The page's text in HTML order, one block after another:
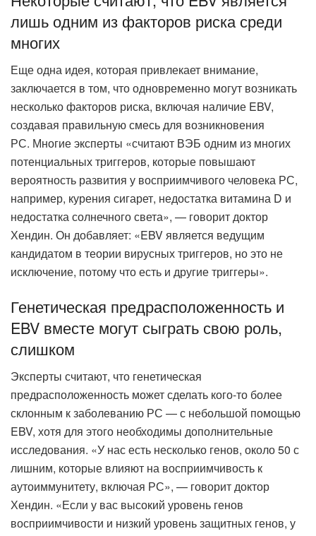
лишь одним из факторов риска среди
многих
Еще одна идея, которая привлекает внимание,
заключается в том, что одновременно могут возникать
несколько факторов риска, включая наличие EBV,
создавая правильную смесь для возникновения
РС. Многие эксперты «считают ВЭБ одним из многих
потенциальных триггеров, которые повышают
вероятность развития у восприимчивого человека РС,
например, курения сигарет, недостатка витамина D и
недостатка солнечного света», — говорит доктор
Хендин. Он добавляет: «EBV является ведущим
кандидатом в теории вирусных триггеров, но это не
исключение, потому что есть и другие триггеры».
Генетическая предрасположенность и
EBV вместе могут сыграть свою роль,
слишком
Эксперты считают, что генетическая
предрасположенность может сделать кого-то более
склонным к заболеванию РС — с небольшой помощью
EBV, хотя для этого необходимы дополнительные
исследования. «У нас есть несколько генов, около 50 с
лишним, которые влияют на восприимчивость к
аутоиммунитету, включая РС», — говорит доктор
Хендин. «Если у вас высокий уровень генов
восприимчивости и низкий уровень защитных генов, у